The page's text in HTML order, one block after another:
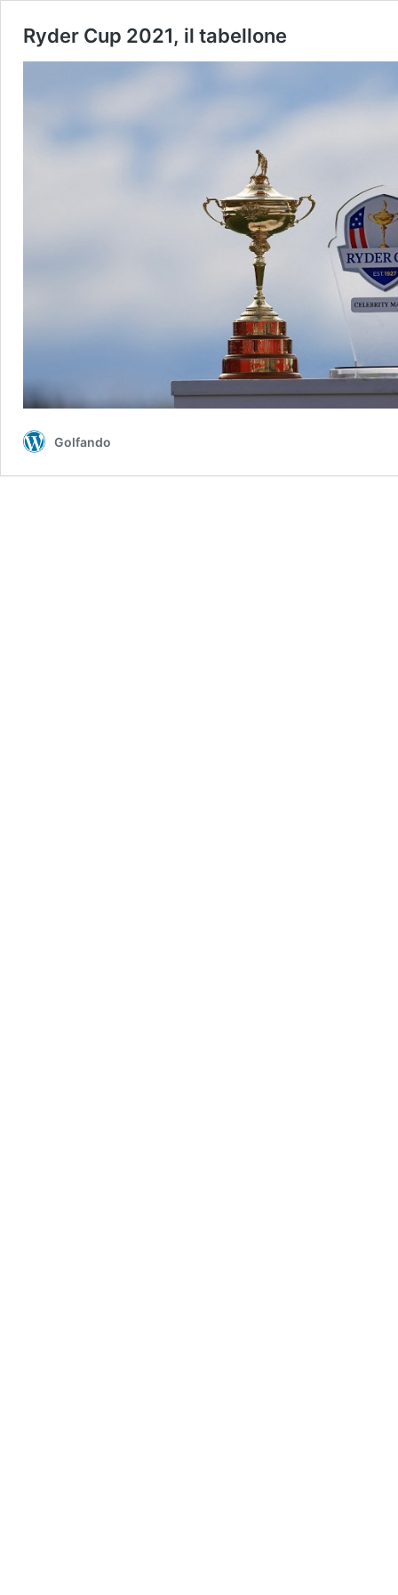
Ryder Cup 2021, il tabellone
Golfando